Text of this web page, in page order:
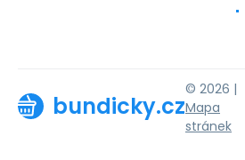
bundicky.cz
© 2026 |
Mapa
stránek